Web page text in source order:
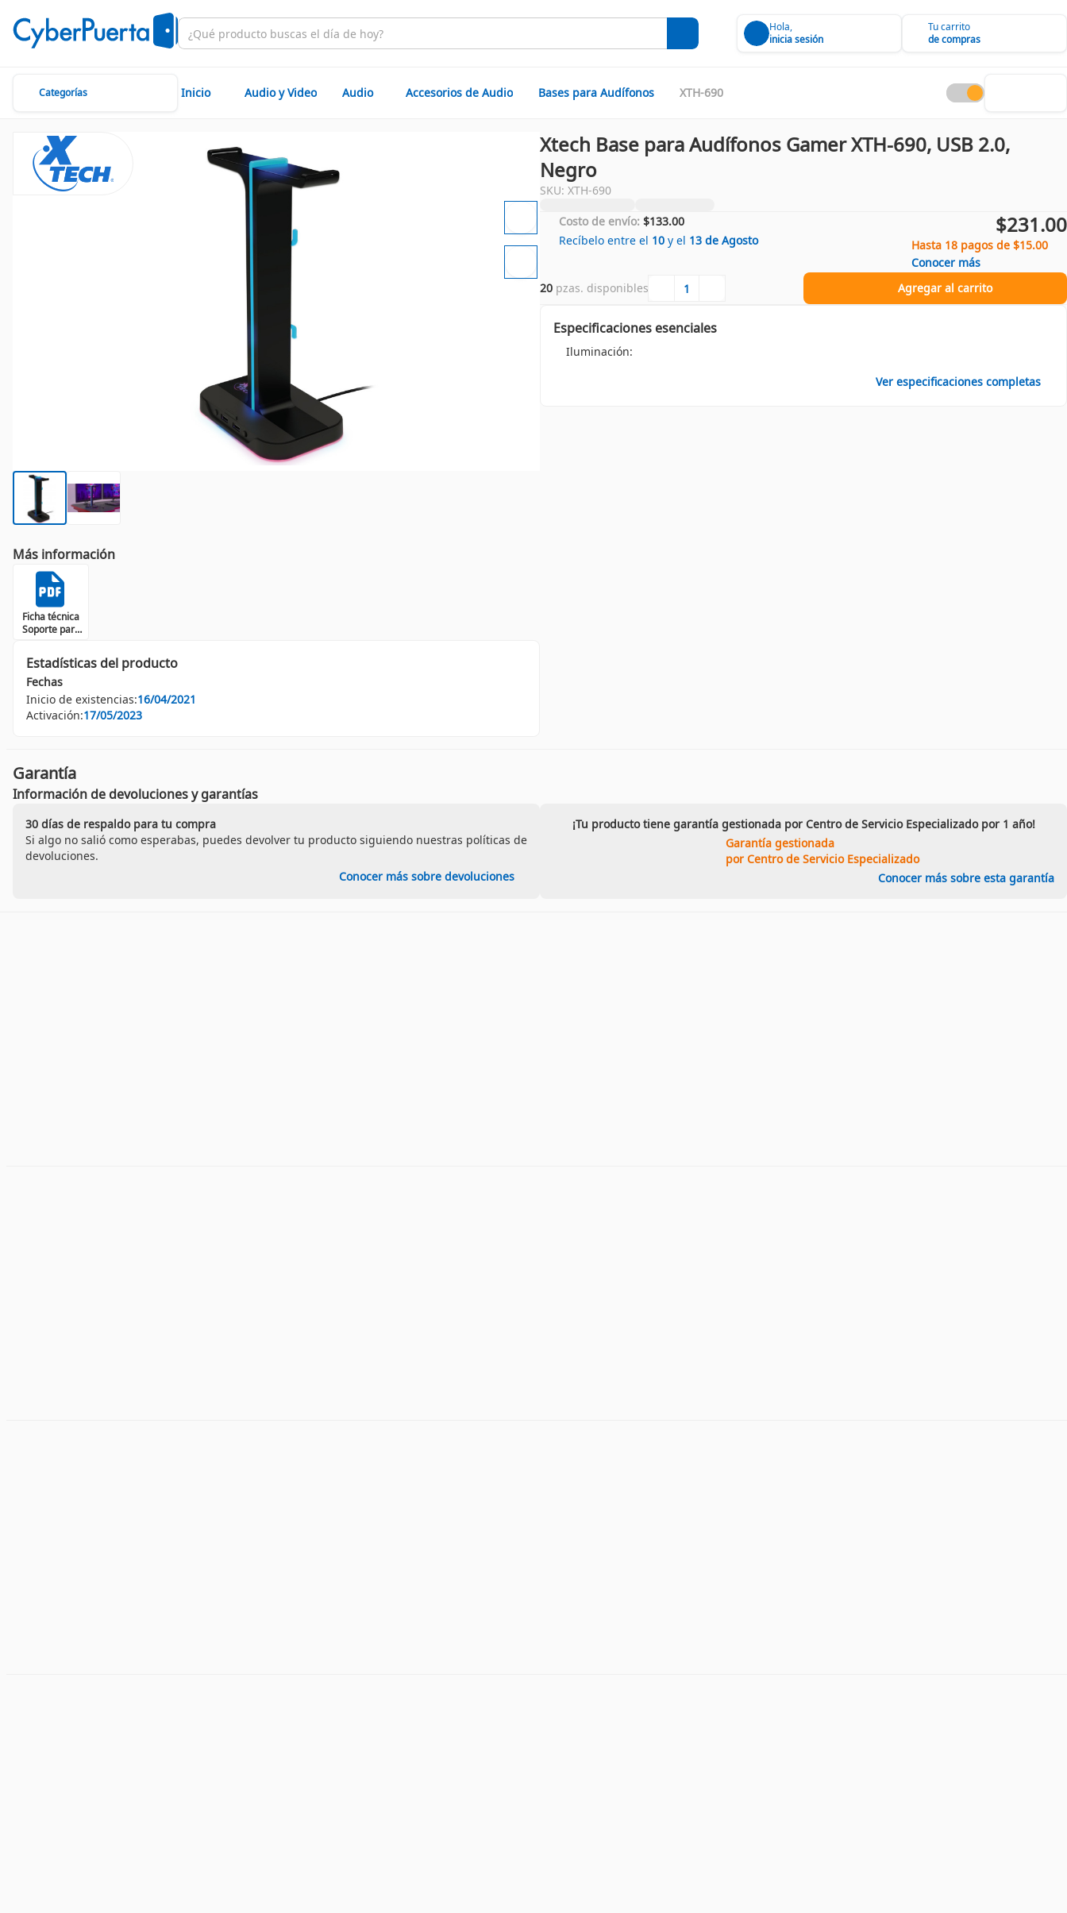
Hola,
inicia sesión
Tu carrito
de compras
Categorías Inicio Audio y Video Audio Accesorios de Audio Bases para Audífonos XTH-690
Más información
Ficha técnica
Soporte para
Estadísticas del producto
Fechas
Inicio de existencias:16/04/2021
Activación:17/05/2023
Xtech Base para Audífonos Gamer XTH-690, USB 2.0,
Negro
SKU: XTH-690
Costo de envío: $133.00
Recíbelo entre el 10 y el 13 de Agosto
$231.00
Hasta 18 pagos de $15.00
Conocer más
20 pzas. disponibles Agregar al carrito
Especificaciones esenciales
Iluminación:
Ver especificaciones completas
Garantía
Información de devoluciones y garantías
30 días de respaldo para tu compra
Si algo no salió como esperabas, puedes devolver tu producto siguiendo nuestras políticas de
devoluciones.
Conocer más sobre devoluciones
¡Tu producto tiene garantía gestionada por Centro de Servicio Especializado por 1 año!
Garantía gestionada
por Centro de Servicio Especializado
Conocer más sobre esta garantía